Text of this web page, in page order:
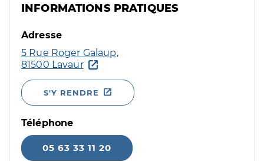
INFORMATIONS PRATIQUES
Adresse
5 Rue Roger Galaup,
81500 Lavaur
S'Y RENDRE
Téléphone
05 63 33 11 20